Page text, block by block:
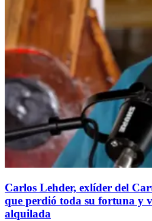
Carlos Lehder, exlíder del
que perdió toda su fortuna y
alquilada